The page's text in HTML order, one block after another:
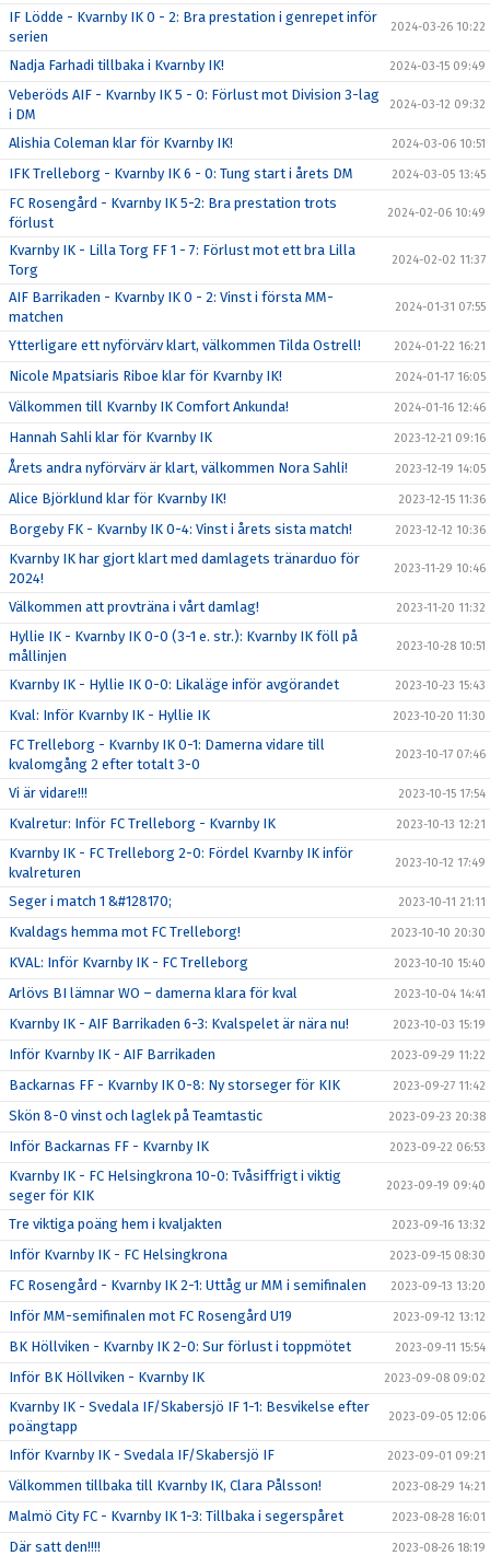
IF Lödde - Kvarnby IK 0 - 2: Bra prestation i genrepet inför
serien
2024-03-26 10:22
Nadja Farhadi tillbaka i Kvarnby IK! 2024-03-15 09:49
Veberöds AIF - Kvarnby IK 5 - 0: Förlust mot Division 3-lag
i DM
2024-03-12 09:32
Alishia Coleman klar för Kvarnby IK! 2024-03-06 10:51
IFK Trelleborg - Kvarnby IK 6 - 0: Tung start i årets DM 2024-03-05 13:45
FC Rosengård - Kvarnby IK 5-2: Bra prestation trots
förlust
2024-02-06 10:49
Kvarnby IK - Lilla Torg FF 1 - 7: Förlust mot ett bra Lilla
Torg
2024-02-02 11:37
AIF Barrikaden - Kvarnby IK 0 - 2: Vinst i första MM-
matchen
2024-01-31 07:55
Ytterligare ett nyförvärv klart, välkommen Tilda Ostrell! 2024-01-22 16:21
Nicole Mpatsiaris Riboe klar för Kvarnby IK! 2024-01-17 16:05
Välkommen till Kvarnby IK Comfort Ankunda! 2024-01-16 12:46
Hannah Sahli klar för Kvarnby IK 2023-12-21 09:16
Årets andra nyförvärv är klart, välkommen Nora Sahli! 2023-12-19 14:05
Alice Björklund klar för Kvarnby IK! 2023-12-15 11:36
Borgeby FK - Kvarnby IK 0-4: Vinst i årets sista match! 2023-12-12 10:36
Kvarnby IK har gjort klart med damlagets tränarduo för
2024!
2023-11-29 10:46
Välkommen att provträna i vårt damlag! 2023-11-20 11:32
Hyllie IK - Kvarnby IK 0-0 (3-1 e. str.): Kvarnby IK föll på
mållinjen
2023-10-28 10:51
Kvarnby IK - Hyllie IK 0-0: Likaläge inför avgörandet 2023-10-23 15:43
Kval: Inför Kvarnby IK - Hyllie IK 2023-10-20 11:30
FC Trelleborg - Kvarnby IK 0-1: Damerna vidare till
kvalomgång 2 efter totalt 3-0
2023-10-17 07:46
Vi är vidare!!! 2023-10-15 17:54
Kvalretur: Inför FC Trelleborg - Kvarnby IK 2023-10-13 12:21
Kvarnby IK - FC Trelleborg 2-0: Fördel Kvarnby IK inför
kvalreturen
2023-10-12 17:49
Seger i match 1 &#128170; 2023-10-11 21:11
Kvaldags hemma mot FC Trelleborg! 2023-10-10 20:30
KVAL: Inför Kvarnby IK - FC Trelleborg 2023-10-10 15:40
Arlövs BI lämnar WO – damerna klara för kval 2023-10-04 14:41
Kvarnby IK - AIF Barrikaden 6-3: Kvalspelet är nära nu! 2023-10-03 15:19
Inför Kvarnby IK - AIF Barrikaden 2023-09-29 11:22
Backarnas FF - Kvarnby IK 0-8: Ny storseger för KIK 2023-09-27 11:42
Skön 8-0 vinst och laglek på Teamtastic 2023-09-23 20:38
Inför Backarnas FF - Kvarnby IK 2023-09-22 06:53
Kvarnby IK - FC Helsingkrona 10-0: Tvåsiffrigt i viktig
seger för KIK
2023-09-19 09:40
Tre viktiga poäng hem i kvaljakten 2023-09-16 13:32
Inför Kvarnby IK - FC Helsingkrona 2023-09-15 08:30
FC Rosengård - Kvarnby IK 2-1: Uttåg ur MM i semifinalen 2023-09-13 13:20
Inför MM-semifinalen mot FC Rosengård U19 2023-09-12 13:12
BK Höllviken - Kvarnby IK 2-0: Sur förlust i toppmötet 2023-09-11 15:54
Inför BK Höllviken - Kvarnby IK 2023-09-08 09:02
Kvarnby IK - Svedala IF/Skabersjö IF 1-1: Besvikelse efter
poängtapp
2023-09-05 12:06
Inför Kvarnby IK - Svedala IF/Skabersjö IF 2023-09-01 09:21
Välkommen tillbaka till Kvarnby IK, Clara Pålsson! 2023-08-29 14:21
Malmö City FC - Kvarnby IK 1-3: Tillbaka i segerspåret 2023-08-28 16:01
Där satt den!!!! 2023-08-26 18:19